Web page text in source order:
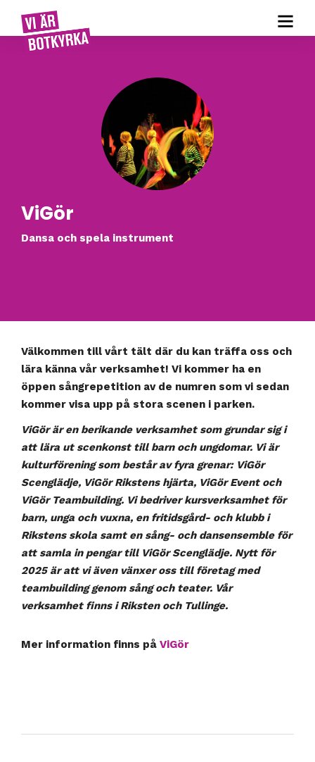
ViGör
Dansa och spela instrument
Välkommen till vårt tält där du kan träffa oss och
lära känna vår verksamhet! Vi kommer ha en
öppen sångrepetition av de numren som vi sedan
kommer visa upp på stora scenen i parken.
ViGör är en berikande verksamhet som grundar sig i
att lära ut scenkonst till barn och ungdomar. Vi är
kulturförening som består av fyra grenar: ViGör
Scenglädje, ViGör Rikstens hjärta, ViGör Event och
ViGör Teambuilding. Vi bedriver kursverksamhet för
barn, unga och vuxna, en fritidsgård- och klubb i
Rikstens skola samt en sång- och dansensemble för
att samla in pengar till ViGör Scenglädje. Nytt för
2025 är att vi även vänxer oss till företag med
teambuilding genom sång och teater. Vår
verksamhet finns i Riksten och Tullinge.
Mer information finns på ViGör